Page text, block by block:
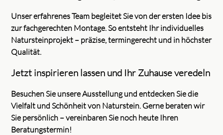
Unser erfahrenes Team begleitet Sie von der ersten Idee bis
zur fachgerechten Montage. So entsteht Ihr individuelles
Natursteinprojekt – präzise, termingerecht und in höchster
Qualität.
Jetzt inspirieren lassen und Ihr Zuhause veredeln
Besuchen Sie unsere Ausstellung und entdecken Sie die
Vielfalt und Schönheit von Naturstein. Gerne beraten wir
Sie persönlich – vereinbaren Sie noch heute Ihren
Beratungstermin!